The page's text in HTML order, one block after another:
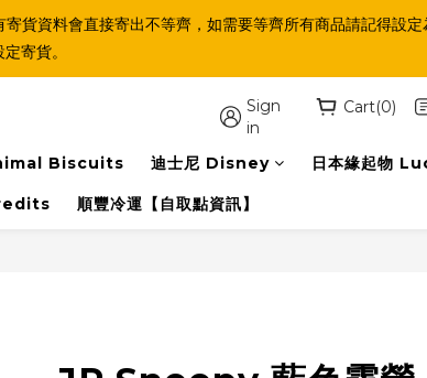
貨資料會直接寄出不等齊，如需要等齊所有商品請記得設
寄貨。
Sign
in
Cart(0)
Biscuits 迪士尼 Disney 日本緣起物
順豐冷運【自取點資訊】